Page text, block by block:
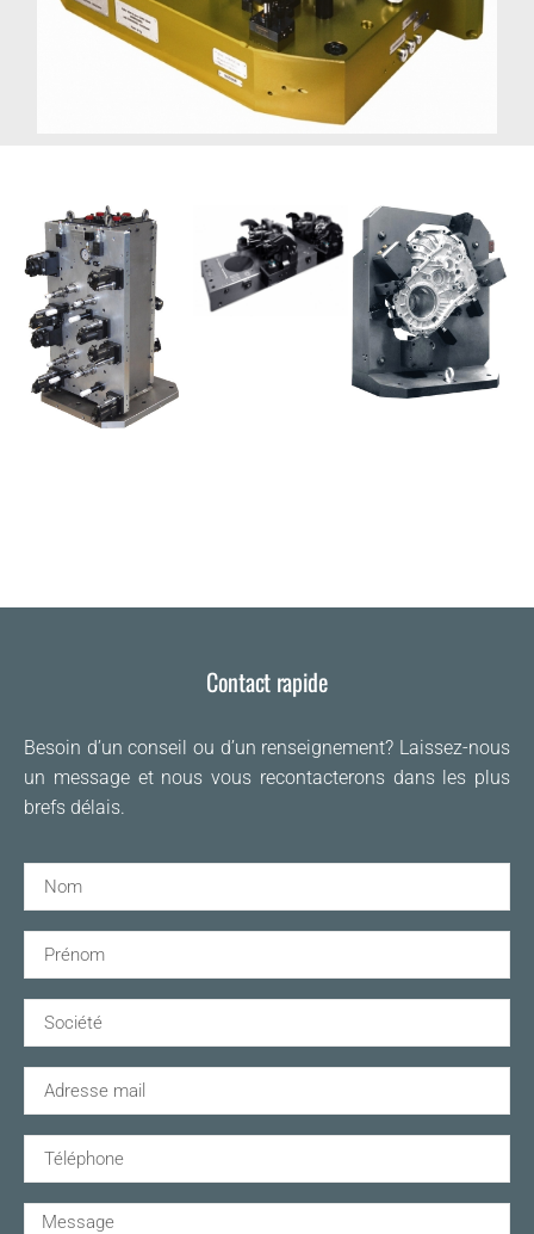
Contact rapide
Besoin d’un conseil ou d’un renseignement? Laissez-nous
un message et nous vous recontacterons dans les plus
brefs délais.